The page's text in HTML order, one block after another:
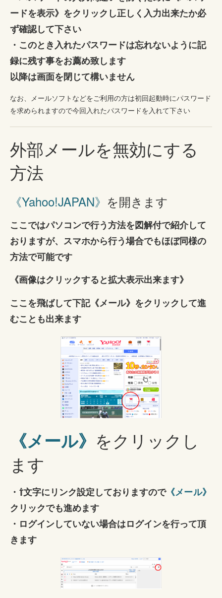
ードを表示》をクリックし正しく入力出来たか必
ず確認して下さい
・このとき入れたパスワードは忘れないように記
録に残す事をお薦め致します
以降は画面を閉じて構いません
なお、メールソフトなどをご利用の方は初回起動時にパスワード
を求められますので今回入れたパスワードを入れて下さい
外部メールを無効にする
方法
《Yahoo!JAPAN》 を開きます
ここではパソコンで行う方法を図解付で紹介して
おりますが、スマホから行う場合でもほぼ同様の
方法で可能です
《画像はクリックすると拡大表示出来ます》
ここを飛ばして下記《メール》をクリックして進
むことも出来ます
《メール》 をクリックし
ます
・⇧文字にリンク設定しておりますので《メール》
クリックでも進めます
・ログインしていない場合はログインを行って頂
きます